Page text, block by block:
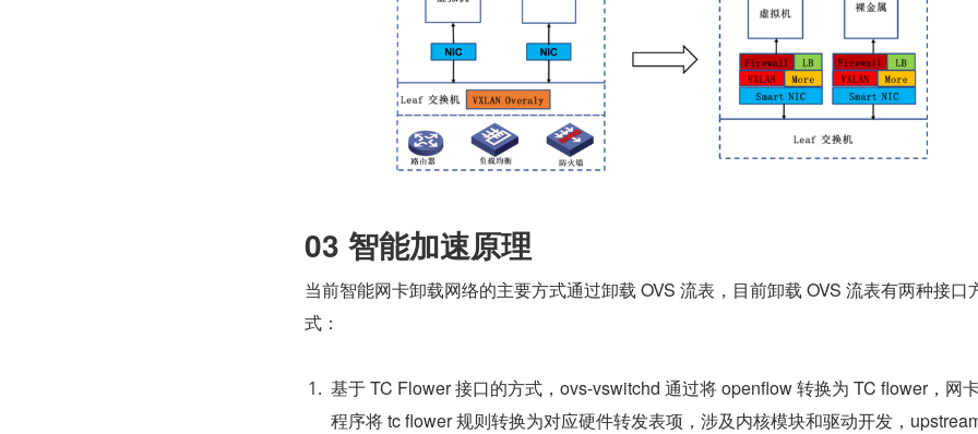
03 智能加速原理
当前智能网卡卸载网络的主要方式通过卸载 OVS 流表，目前卸载 OVS 流表有两种接口
式：
基于 TC Flower 接口的方式，ovs-vswitchd 通过将 openflow 转换为 TC flower，网
程序将 tc flower 规则转换为对应硬件转发表项，涉及内核模块和驱动开发，